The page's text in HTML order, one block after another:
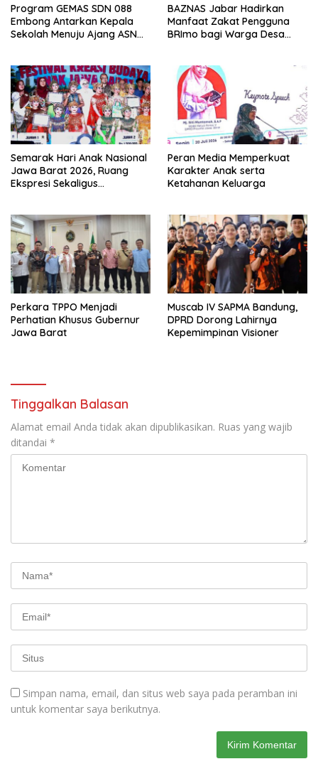
Program GEMAS SDN 088
Embong Antarkan Kepala
Sekolah Menuju Ajang ASN
BAZNAS Jabar Hadirkan
Manfaat Zakat Pengguna
BRImo bagi Warga Desa
Semarak Hari Anak Nasional
Jawa Barat 2026, Ruang
Ekspresi Sekaligus
Peran Media Memperkuat
Karakter Anak serta
Ketahanan Keluarga
Perkara TPPO Menjadi
Perhatian Khusus Gubernur
Jawa Barat
Muscab IV SAPMA Bandung,
DPRD Dorong Lahirnya
Kepemimpinan Visioner
Tinggalkan Balasan
Alamat email Anda tidak akan dipublikasikan. Ruas yang wajib
ditandai *
Simpan nama, email, dan situs web saya pada peramban ini
untuk komentar saya berikutnya.